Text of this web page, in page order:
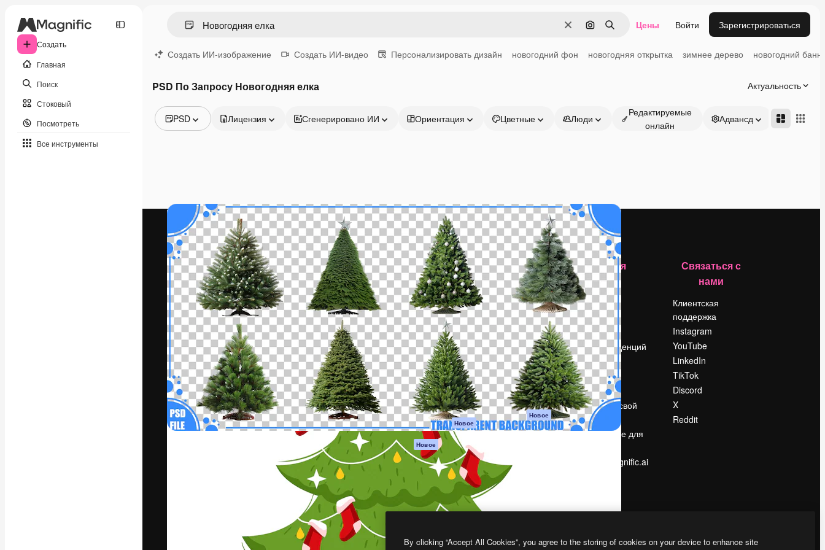
Создать
Главная
Поиск
Стоковый
Посмотреть
Все инструменты
ОчиститьПоиск по изображению
Поиск Цены Войти Зарегистрироваться
Создать ИИ-изображение Создать ИИ-видео Персонализировать дизайн новогодний фон новогодняя открытка зимнее дерево новогодний
PSD По Запросу Новогодняя елка Актуальность
PSD
Видео
Видеоролик
Моушн-дизайн
Видеошаблоны
Иконки
3D-модели
Шрифты
Лицензия Сгенерировано ИИ Ориентация Цветные Люди
Редактируемые
онлайн
Адвансд
Креативная платформа для создания
ваших лучших работ. Более 1 миллиона
подписчиков среди креаторов,
предприятий, агентств и студий.
Pусский
Продукция
Spaces
ИИ-помощник
Генератор
изображений ИИ
Генератор видео
ИИ
Генератор голоса
на основе ИИ
Стоковый контент
MCP для
Claude/ChatGPT
Новое
Агенты Новое
API
Мобильное
приложение
Все инструменты
Magnific
Начать
Academy
Документация по
Пакету ИИ
Служба
поддержки
Условия и
положения
Политика
конфиденциальности
Оригиналы Новое
Политика файлов
Центр доверия
Партнеры
Предприятие
Компания
Цены
О нас
Reviews
Вакансии
Поиск тенденций
Блог
События
Slidesgo
Продайте свой
контент
Помещение для
Ищете magnific.ai
Связаться с
нами
Клиентская
поддержка
Instagram
YouTube
LinkedIn
TikTok
Discord
X
Reddit
By clicking “Accept All Cookies”, you agree to the storing of cookies on your device to enhance site